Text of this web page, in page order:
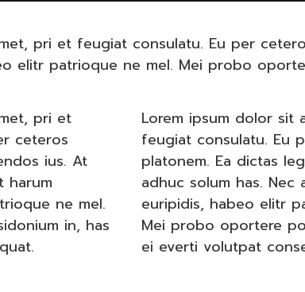
pri et feugiat consulatu. Eu per
elitr patrioque ne mel. Mei probo
pri et
ceteros
ius. At
harum
ne mel.
in, has
Lorem ipsum dolor sit
feugiat consulatu. Eu
platonem. Ea dictas
adhuc solum has. Nec
euripidis, habeo elitr
Mei probo oportere
ei everti volutpat